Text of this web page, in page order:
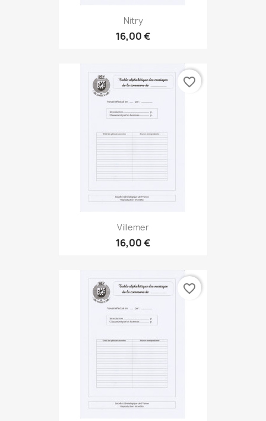
Nitry
16,00 €
Villemer
16,00 €
favorite_border
favorite_border